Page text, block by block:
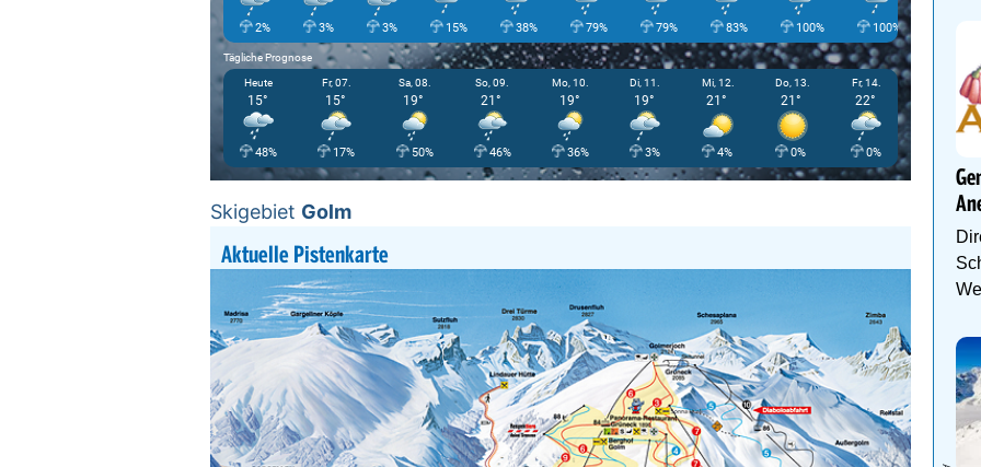
2% 3% 3% 15% 38% 79% 79% 83% 100% 100%
Tägliche Prognose
Heute
15°
48%
Fr, 07.
15°
17%
Sa, 08.
19°
50%
So, 09.
21°
46%
Mo, 10.
19°
36%
Di, 11.
19°
3%
Mi, 12.
21°
4%
Do, 13.
21°
0%
Fr, 14.
22°
0%
Skigebiet Golm
Aktuelle Pistenkarte